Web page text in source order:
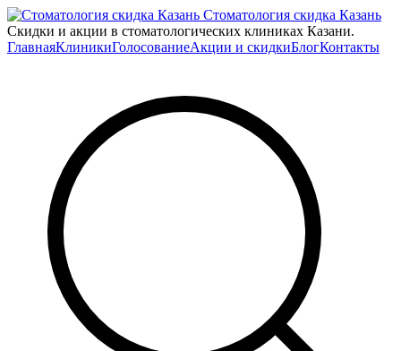
Стоматология скидка Казань
Скидки и акции в стоматологических клиниках Казани.
ГлавнаяКлиникиГолосованиеАкции и скидкиБлогКонтакты